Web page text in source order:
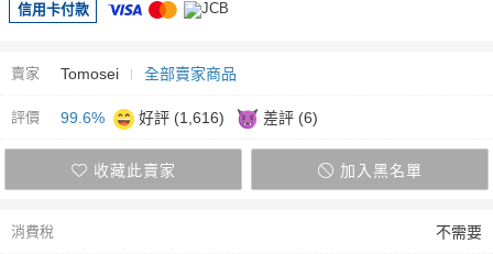
信用卡付款
賣家 Tomosei 全部賣家商品
評價 99.6% 好評 (1,616) 差評 (6)
收藏此賣家 加入黑名單
消費稅 不需要